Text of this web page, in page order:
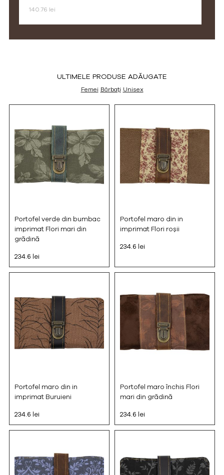
140.76 lei
ULTIMELE PRODUSE ADĂUGATE
Femei Bărbați Unisex
Portofel verde din bumbac
imprimat Flori mari din
grădină
234.6 lei
Portofel maro din in
imprimat Flori roșii
234.6 lei
Portofel maro din in
imprimat Buruieni
234.6 lei
Portofel maro închis Flori
mari din grădină
234.6 lei